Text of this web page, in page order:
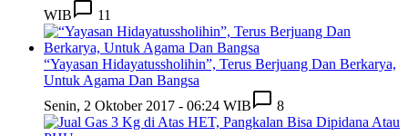
WIB
11
“Yayasan Hidayatussholihin”, Terus Berjuang Dan Berkarya,
Untuk Agama Dan Bangsa
Senin, 2 Oktober 2017 - 06:24 WIB
8